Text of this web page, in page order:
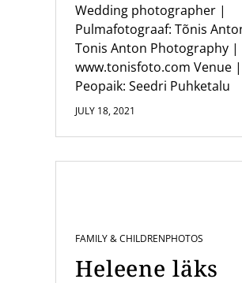
Wedding photographer |
Pulmafotograaf: Tõnis
Tonis Anton Photography |
www.tonisfoto.com Venue |
Peopaik: Seedri Puhketalu
JULY 18, 2021
FAMILY & CHILDRENPHOTOS
Heleene läks